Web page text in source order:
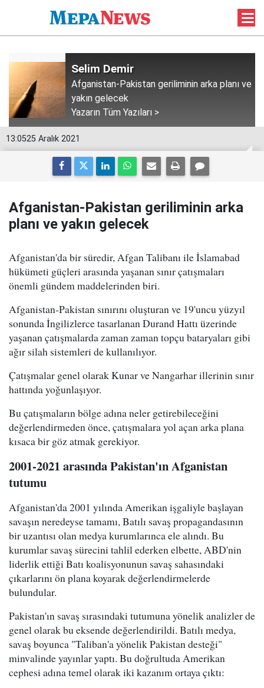
Selim Demir
Afganistan-Pakistan geriliminin arka planı ve
yakın gelecek
Yazarın Tüm Yazıları >
13:0525 Aralık 2021
Afganistan-Pakistan geriliminin arka
planı ve yakın gelecek
Afganistan'da bir süredir, Afgan Talibanı ile İslamabad
hükümeti güçleri arasında yaşanan sınır çatışmaları
önemli gündem maddelerinden biri.
Afganistan-Pakistan sınırını oluşturan ve 19'uncu yüzyıl
sonunda İngilizlerce tasarlanan Durand Hattı üzerinde
yaşanan çatışmalarda zaman zaman topçu bataryaları gibi
ağır silah sistemleri de kullanılıyor.
Çatışmalar genel olarak Kunar ve Nangarhar illerinin sınır
hattında yoğunlaşıyor.
Bu çatışmaların bölge adına neler getirebileceğini
değerlendirmeden önce, çatışmalara yol açan arka plana
kısaca bir göz atmak gerekiyor.
2001-2021 arasında Pakistan'ın Afganistan
tutumu
Afganistan'da 2001 yılında Amerikan işgaliyle başlayan
savaşın neredeyse tamamı, Batılı savaş propagandasının
bir uzantısı olan medya kurumlarınca ele alındı. Bu
kurumlar savaş sürecini tahlil ederken elbette, ABD'nin
liderlik ettiği Batı koalisyonunun savaş sahasındaki
çıkarlarını ön plana koyarak değerlendirmelerde
bulundular.
Pakistan'ın savaş sırasındaki tutumuna yönelik analizler de
genel olarak bu eksende değerlendirildi. Batılı medya,
savaş boyunca "Taliban'a yönelik Pakistan desteği"
minvalinde yayınlar yaptı. Bu doğrultuda Amerikan
cephesi adına temel olarak iki kazanım ortaya çıktı: